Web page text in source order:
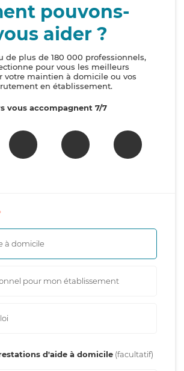
pouvons-
aider ?
de plus de 180 000 professionnels,
pour vous les meilleurs
votre maintien à domicile ou vos
en établissement.
vous accompagnent 7/7
à domicile
pour mon établissement
d'aide à domicile